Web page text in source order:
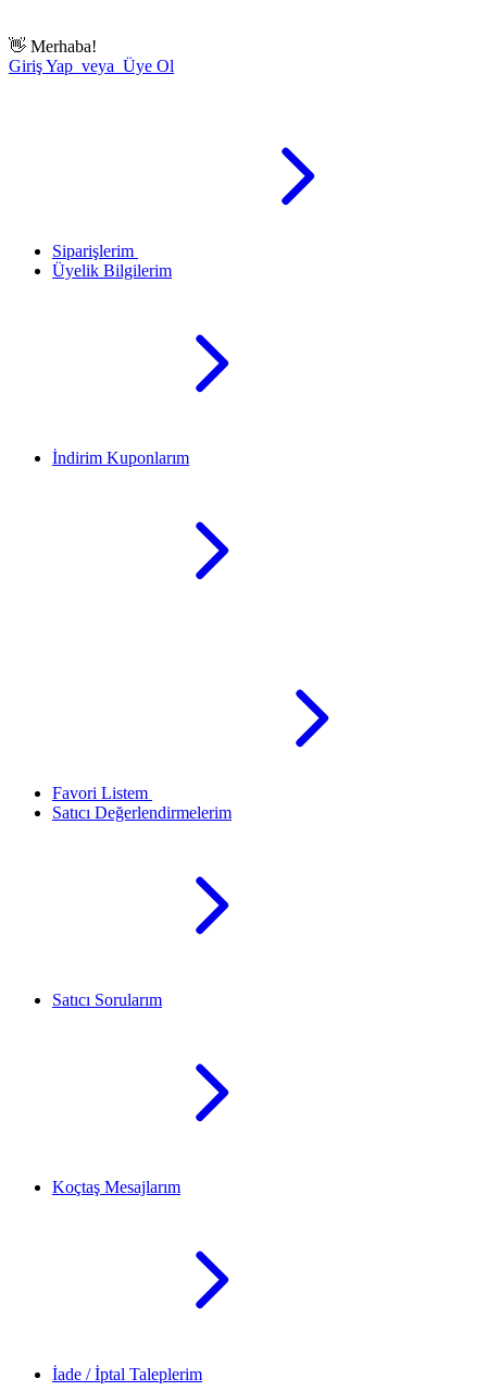
👋 Merhaba!
Giriş Yap veya Üye Ol
Siparişlerim
Üyelik Bilgilerim
İndirim Kuponlarım
Favori Listem
Satıcı Değerlendirmelerim
Satıcı Sorularım
Koçtaş Mesajlarım
İade / İptal Taleplerim